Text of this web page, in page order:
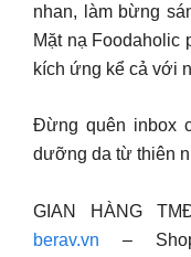
nhan, làm bừng
Mặt nạ Foodaholic
kích ứng kể cả với
Đừng quên inbox
dưỡng da từ thiên
GIAN HÀNG
berav.vn –